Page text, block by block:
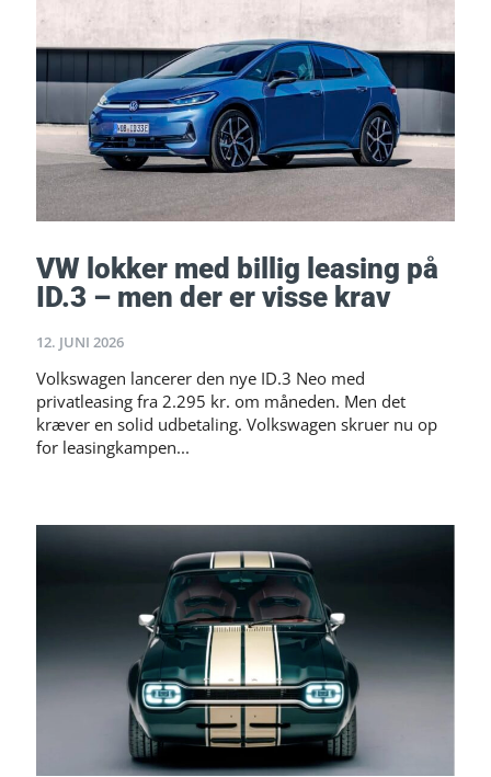
VW lokker med billig leasing på
ID.3 – men der er visse krav
12. JUNI 2026
Volkswagen lancerer den nye ID.3 Neo med
privatleasing fra 2.295 kr. om måneden. Men det
kræver en solid udbetaling. Volkswagen skruer nu op
for leasingkampen...